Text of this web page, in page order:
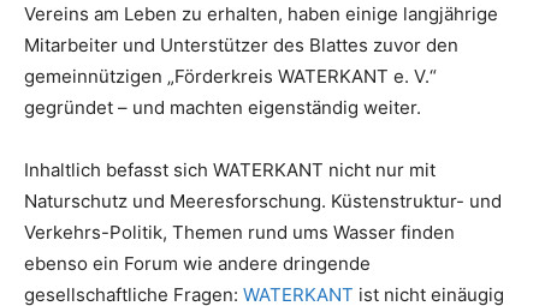
Vereins am Leben zu erhalten, haben einige langjährige
Mitarbeiter und Unterstützer des Blattes zuvor den
gemeinnützigen „Förderkreis WATERKANT e. V.“
gegründet – und machten eigenständig weiter.
Inhaltlich befasst sich WATERKANT nicht nur mit
Naturschutz und Meeresforschung. Küstenstruktur- und
Verkehrs-Politik, Themen rund ums Wasser finden
ebenso ein Forum wie andere dringende
gesellschaftliche Fragen: WATERKANT ist nicht einäugig